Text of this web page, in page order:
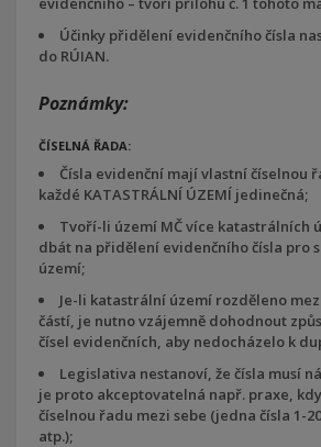
Účinky přidělení evidenčního čísla
do RÚIAN.
Poznámky:
ČÍSELNÁ ŘADA:
Čísla evidenční mají vlastní číselnou
každé KATASTRÁLNÍ ÚZEMÍ jedinečná;
Tvoří-li území MČ více katastrálních
dbát na přidělení evidenčního čísla pro
území;
Je-li katastrální území rozděleno
částí, je nutno vzájemně dohodnout
čísel evidenčních, aby nedocházelo k
Legislativa nestanoví, že čísla musí
je proto akceptovatelná např. praxe,
číselnou řadu mezi sebe (jedna čísla 1-
atp.);